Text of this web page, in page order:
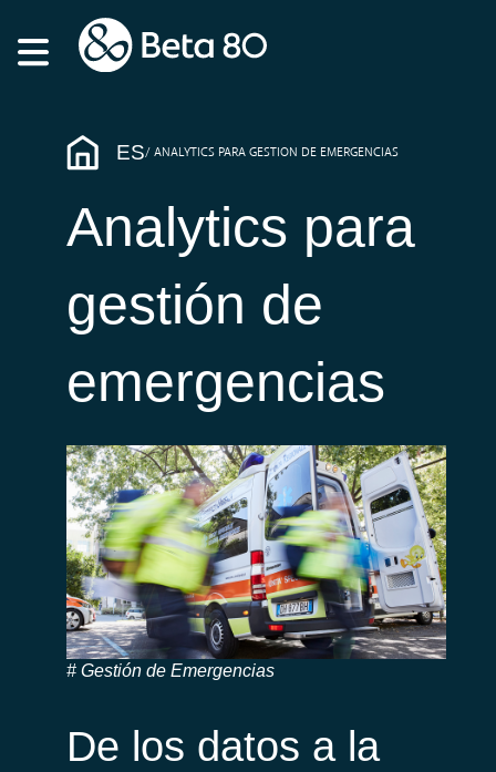
ES ANALYTICS PARA GESTION DE EMERGENCIAS
Analytics para
gestión de
emergencias
Gestión de Emergencias
De los datos a la